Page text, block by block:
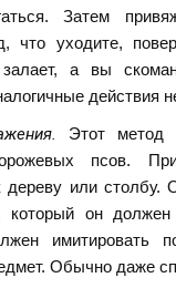
Затем
что уходите,
а вы
действия
Этот метод
псов.
дереву или столбу.
который он
имитировать
Обычно даже